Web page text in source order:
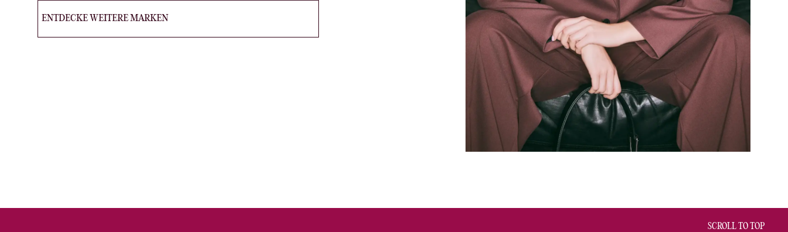
ENTDECKE WEITERE MARKEN
SCROLL TO TOP